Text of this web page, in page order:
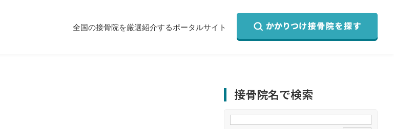
全国の接骨院を厳選紹介するポータルサイト
接骨院名で検索